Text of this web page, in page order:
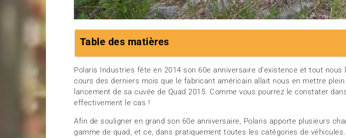
Table des matières
Polaris Industries fête en 2014 son 60e anniversaire d’existence et tout nous
cours des derniers mois que le fabricant américain allait nous en mettre plein
lancement de sa cuvée de Quad 2015. Comme vous pourrez le constater
effectivement le cas !
Afin de souligner en grand son 60e anniversaire, Polaris apporte plusieurs
gamme de quad, et ce, dans pratiquement toutes les catégories de